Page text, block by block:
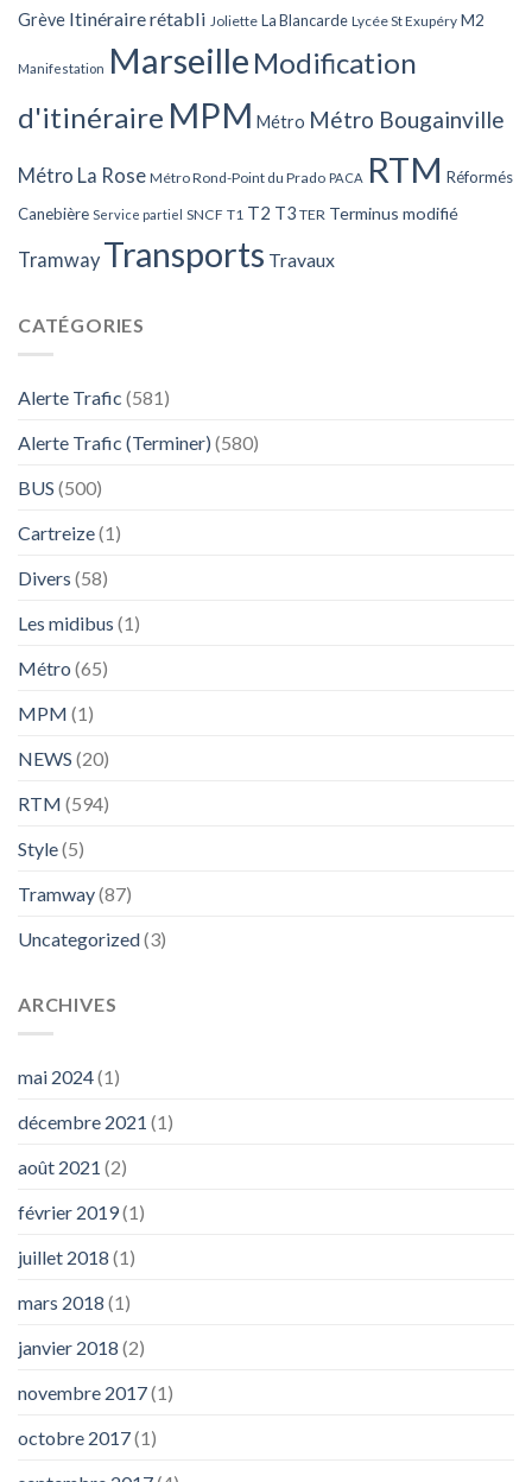
Grève Itinéraire rétabli Joliette La Blancarde Lycée St Exupéry M2
Manifestation Marseille Modification
d'itinéraire MPM Métro Métro Bougainville
Métro La Rose Métro Rond-Point du Prado PACA RTM Réformés
Canebière Service partiel SNCF T1 T2 T3 TER Terminus modifié
Tramway Transports Travaux
CATÉGORIES
Alerte Trafic (581)
Alerte Trafic (Terminer) (580)
BUS (500)
Cartreize(1)
Divers (58)
Les midibus (1)
Métro (65)
MPM (1)
NEWS (20)
RTM (594)
Style(5)
Tramway(87)
Uncategorized(3)
ARCHIVES
mai 2024(1)
décembre 2021 (1)
août 2021 (2)
février 2019(1)
juillet 2018 (1)
mars 2018 (1)
janvier 2018 (2)
novembre 2017(1)
octobre 2017(1)